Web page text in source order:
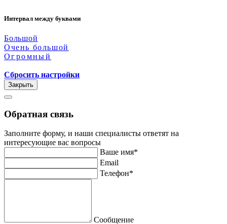
Интервал между буквами
Большой
Очень большой
Огромный
Сбросить настройки
Закрыть
Обратная связь
Заполните форму, и наши специалисты ответят на
интересующие вас вопросы
Ваше имя*
Email
Телефон*
Сообщение